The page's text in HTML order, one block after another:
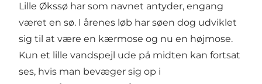
Lille Økssø har som navnet antyder, engang
været en sø. I årenes løb har søen dog udviklet
sig til at være en kærmose og nu en højmose.
Kun et lille vandspejl ude på midten kan fortsat
ses, hvis man bevæger sig op i